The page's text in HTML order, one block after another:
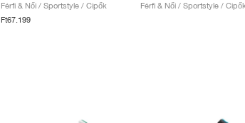
Férfi & Női / Sportstyle / Cipők
Ft67.199
Férfi & Női / Sportstyle / Cipők